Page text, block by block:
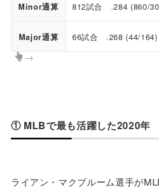
Minor通算 812試合 .284 (860/
Major通算 66試合 .268 (44/
→
① MLBで最も活躍した2020年
ライアン・マクブルーム選手が